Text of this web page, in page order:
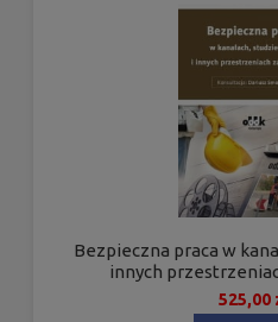
Bezpieczna praca w
innych
525,00